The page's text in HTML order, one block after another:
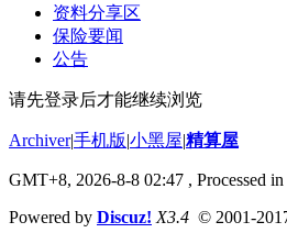
资料分享区
保险要闻
公告
请先登录后才能继续浏览
Archiver|手机版|小黑屋|精算屋
GMT+8, 2026-8-8 02:47 , Processed
Powered by Discuz! X3.4 © 2001-